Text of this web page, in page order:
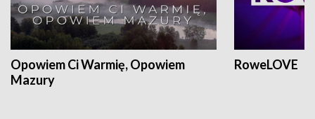
Opowiem Ci Warmię, Opowiem
Mazury
RoweLOVE